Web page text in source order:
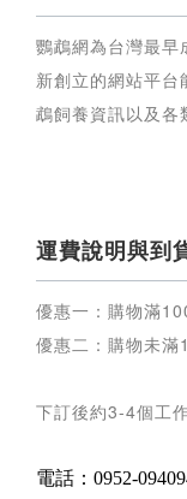
鸚鵡網為台灣最早
新創立的網站平
鵡飼養資訊以及各
運費說明與到
優惠一：購物滿
優惠二：購物未滿
下訂後約3-4個工
電話：0952-